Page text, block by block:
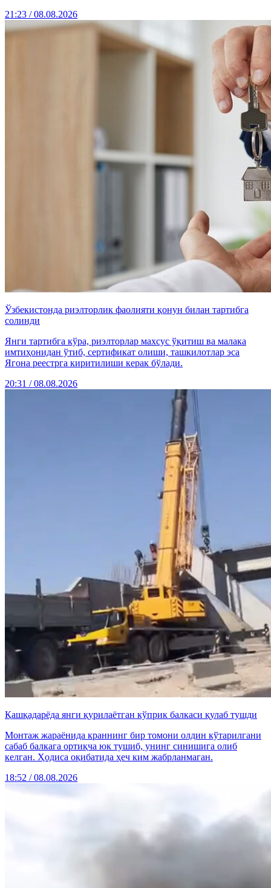
21:23 / 08.08.2026
Ўзбекистонда риэлторлик фаолияти қонун билан тартибга
солинди
Янги тартибга кўра, риэлторлар махсус ўқитиш ва малака
имтиҳонидан ўтиб, сертификат олиши, ташкилотлар эса
Ягона реестрга киритилиши керак бўлади.
20:31 / 08.08.2026
Қашқадарёда янги қурилаётган кўприк балкаси қулаб тушди
Монтаж жараёнида краннинг бир томони олдин кўтарилгани
сабаб балкага ортиқча юк тушиб, унинг синишига олиб
келган. Ҳодиса оқибатида ҳеч ким жабрланмаган.
18:52 / 08.08.2026